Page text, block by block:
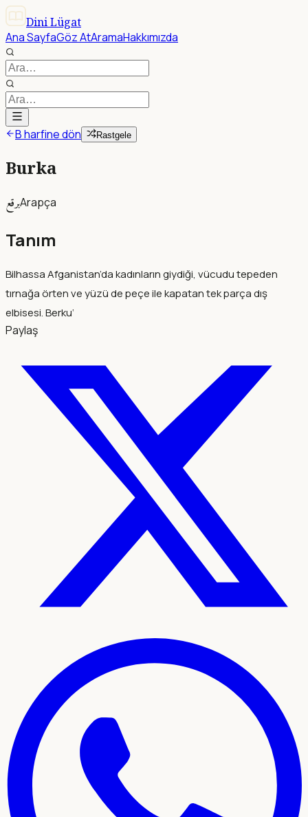
Dini Lügat
Ana SayfaGöz AtAramaHakkımızda
B harfine dön Rastgele
Burka
برقعArapça
Tanım
Bilhassa Afganistan’da kadınların giydiği, vücudu tepeden
tırnağa örten ve yüzü de peçe ile kapatan tek parça dış
elbisesi. Berku‘
Paylaş